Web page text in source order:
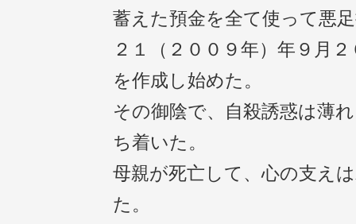
蓄えた預金を全て使って悪
２１（２００９年）年９月
を作成し始めた。
その御陰で、自殺誘惑は薄
ち着いた。
母親が死亡して、心の支え
た。